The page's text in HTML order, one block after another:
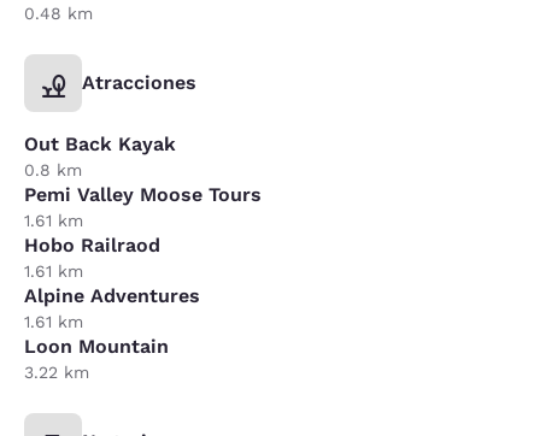
0.48 km
Atracciones
Out Back Kayak
0.8 km
Pemi Valley Moose Tours
1.61 km
Hobo Railraod
1.61 km
Alpine Adventures
1.61 km
Loon Mountain
3.22 km